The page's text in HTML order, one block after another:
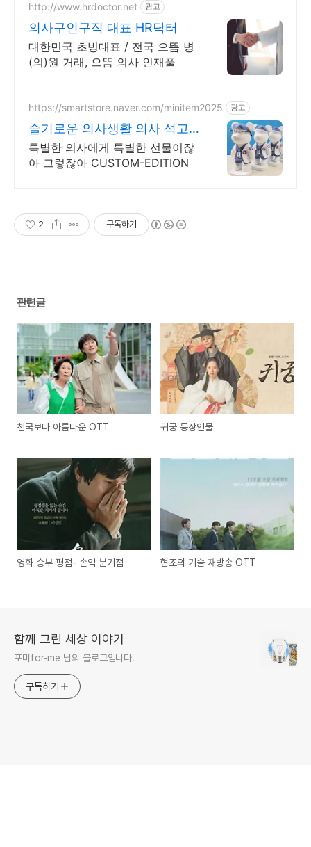
http://www.hrdoctor.net 광고
의사구인구직 대표 HR닥터
대한민국 초빙대표 / 전국 으뜸 병
(의)원 거래, 으뜸 의사 인재풀
https://smartstore.naver.com/minitem2025 광고
슬기로운 의사생활 의사 석고
방향제
특별한 의사에게 특별한 선물이잖
아 그렇잖아 CUSTOM-EDITION
2 구독하기
관련글
천국보다 아름다운 OTT 귀궁 등장인물
영화 승부 평점- 손익 분기점 협조의 기술 재방송 OTT
함께 그린 세상 이야기
포미for-me 님의 블로그입니다.
구독하기